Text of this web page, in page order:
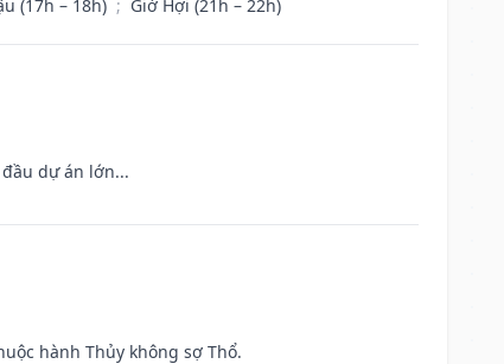
(17h – 18h) ; Giờ Hợi (21h – 22h)
dự án lớn...
hành Thủy không sợ Thổ.